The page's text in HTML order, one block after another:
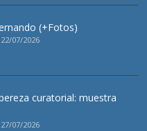
(+Fotos)
07/2026
curatorial: muestra
07/2026